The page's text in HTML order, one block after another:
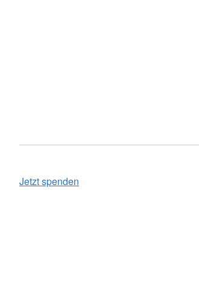
Jetzt spenden